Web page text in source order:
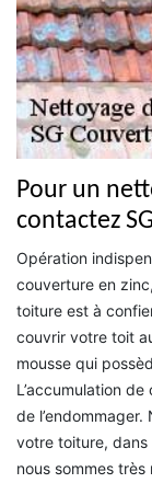
Pour un
contactez
Opération
couverture en
toiture est à
couvrir votre toit
mousse qui
L’accumulation
de
votre toiture, dans
nous sommes